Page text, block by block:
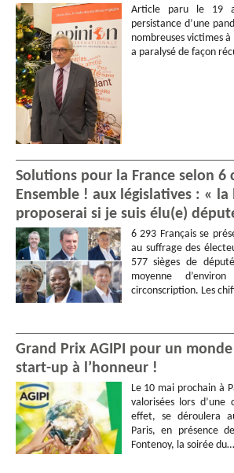
Article paru le 19
persistance d’une
nombreuses victimes
a paralysé de façon
Solutions pour la France selon 6
Ensemble ! aux législatives : «
proposerai si je suis élu(e)
6 293 Français se
au suffrage des
577 sièges de
moyenne
circonscription. Les
Grand Prix AGIPI pour un
start-up à l’honneur !
Le 10 mai prochain à
valorisées lors d’une
effet, se déroulera
Paris, en présence
Fontenoy, la soirée du…